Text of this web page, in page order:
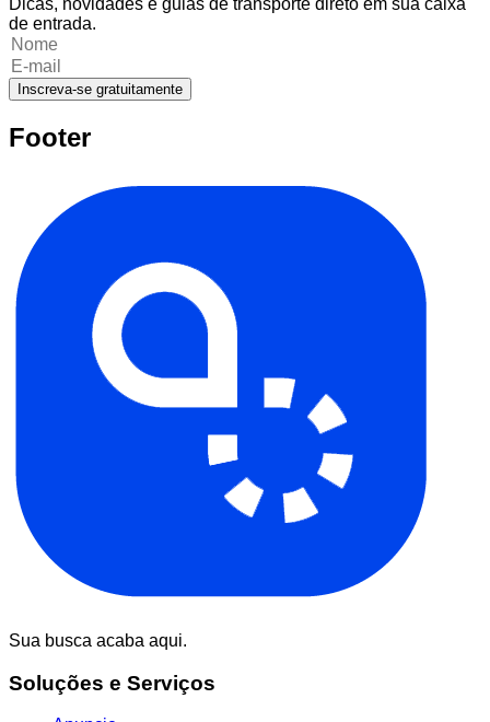
Dicas, novidades e guias de transporte direto em sua caixa
de entrada.
Inscreva-se gratuitamente
Footer
Sua busca acaba aqui.
Soluções e Serviços